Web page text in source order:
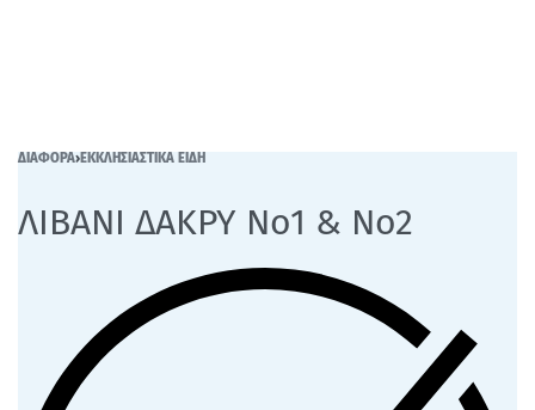
ΔΙΑΦΟΡΑ›ΕΚΚΛΗΣΙΑΣΤΙΚΑ ΕΙΔΗ
ΛΙΒΑΝΙ ΔΑΚΡΥ Νο1 & Νο2